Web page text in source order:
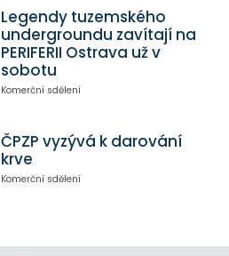
Legendy tuzemského
undergroundu zavítají na
PERIFERII Ostrava už v
sobotu
Komerční sdělení
ČPZP vyzývá k darování
krve
Komerční sdělení